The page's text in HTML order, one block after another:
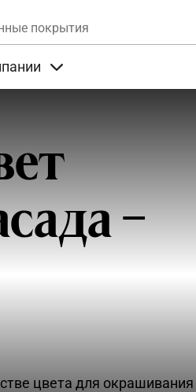
покрытия
–
цвета для окрашивания